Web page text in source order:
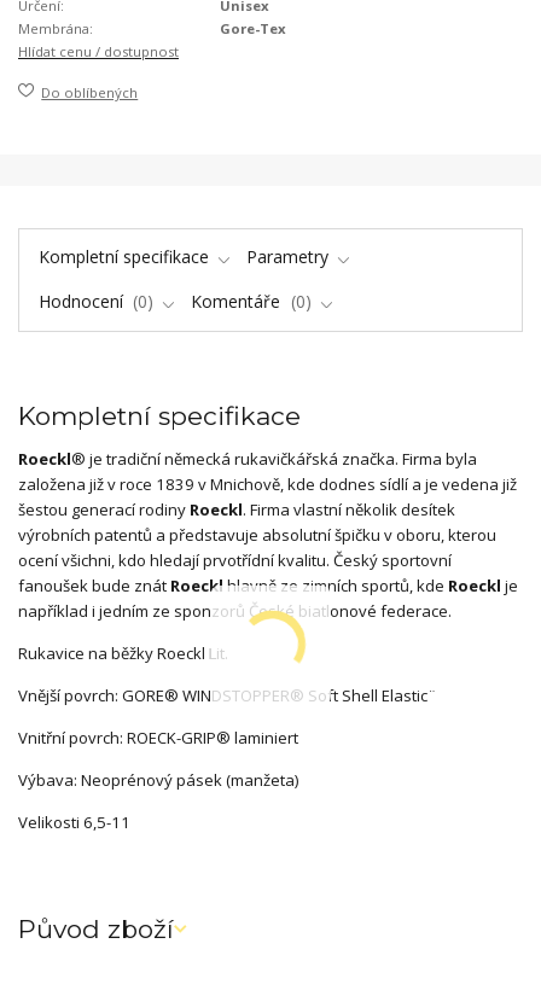
Určení:
Unisex
Membrána:
Gore-Tex
Hlídat cenu / dostupnost
Do oblíbených
Kompletní specifikace
Parametry
Hodnocení
0 Komentáře 0
Kompletní specifikace
Roeckl® je tradiční německá rukavičkářská značka. Firma byla
založena již v roce 1839 v Mnichově, kde dodnes sídlí a je vedena již
šestou generací rodiny Roeckl. Firma vlastní několik desítek
výrobních patentů a představuje absolutní špičku v oboru, kterou
ocení všichni, kdo hledají prvotřídní kvalitu. Český sportovní
fanoušek bude znát Roeckl hlavně ze zimních sportů, kde Roeckl je
například i jedním ze sponzorů České biatlonové federace.
Rukavice na běžky Roeckl Lit.
Vnější povrch: GORE® WINDSTOPPER® Soft Shell Elastic¨
Vnitřní povrch: ROECK-GRIP® laminiert
Výbava: Neoprénový pásek (manžeta)
Velikosti 6,5-11
Původ zboží